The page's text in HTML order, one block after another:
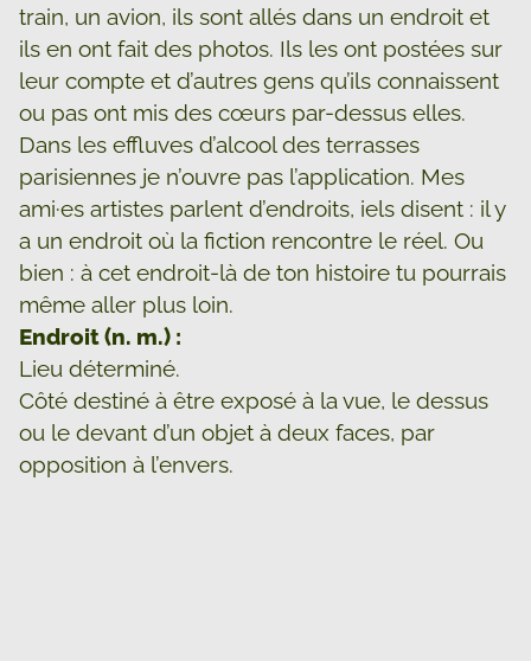
train, un avion, ils sont allés dans un endroit et
ils en ont fait des photos. Ils les ont postées sur
leur compte et d’autres gens qu’ils connaissent
ou pas ont mis des cœurs par-dessus elles.
Dans les effluves d’alcool des terrasses
parisiennes je n’ouvre pas l’application. Mes
ami·es artistes parlent d’endroits, iels disent : il y
a un endroit où la fiction rencontre le réel. Ou
bien : à cet endroit-là de ton histoire tu pourrais
même aller plus loin.
Endroit (n. m.) :
Lieu déterminé.
Côté destiné à être exposé à la vue, le dessus
ou le devant d’un objet à deux faces, par
opposition à l’envers.